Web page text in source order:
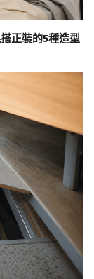
正裝的5種造型